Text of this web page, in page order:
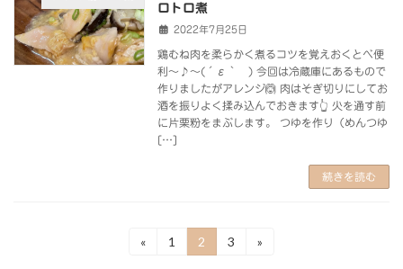
ロトロ煮
2022年7月25日
鶏むね肉を柔らかく煮るコツを覚えおくとべ便
利～♪～(´ε｀ ) 今回は冷蔵庫にあるもので
作りましたがアレンジ🙆 肉はそぎ切りにしてお
酒を振りよく揉み込んでおきます👆 火を通す前
に片栗粉をまぶします。 つゆを作り（めんつゆ
[…]
続きを読む
«
固
1
固
定
2
固
3 »